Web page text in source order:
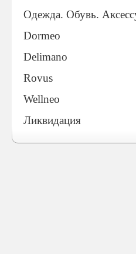
Одежда. Обувь.
Dormeo
Delimano
Rovus
Wellneo
Ликвидация